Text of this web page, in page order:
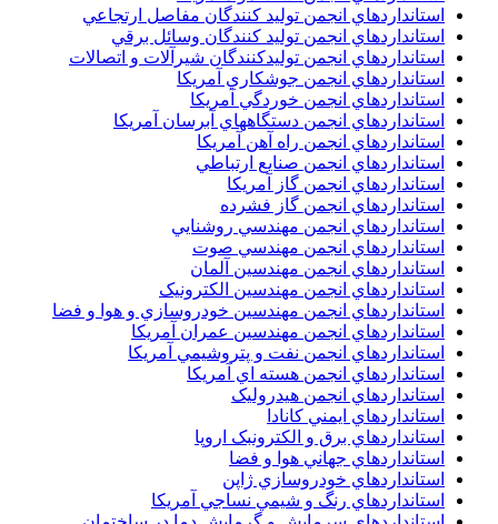
استانداردهاي انجمن توليد کنندگان مفاصل ارتجاعي
استانداردهاي انجمن توليد کنندگان وسائل برقي
استانداردهاي انجمن توليدکنندگان شيرآلات و اتصالات
استانداردهاي انجمن جوشکاري آمريکا
استانداردهاي انجمن خوردگي آمريکا
استانداردهاي انجمن دستگاههاي آبرسان آمريکا
استانداردهاي انجمن راه آهن آمريکا
استانداردهاي انجمن صنايع ارتباطي
استانداردهاي انجمن گاز آمريکا
استانداردهاي انجمن گاز فشرده
استانداردهاي انجمن مهندسي روشنايي
استانداردهاي انجمن مهندسي صوت
استانداردهاي انجمن مهندسين آلمان
استانداردهاي انجمن مهندسين الکترونيک
استانداردهاي انجمن مهندسين خودروسازي و هوا و فضا
استانداردهاي انجمن مهندسين عمران آمريکا
استانداردهاي انجمن نفت و پتروشيمي آمريکا
استانداردهاي انجمن هسته اي آمريکا
استانداردهاي انجمن هيدروليک
استانداردهاي ايمني کانادا
استانداردهاي برق و الکترونبک اروپا
استانداردهاي جهاني هوا و فضا
استانداردهاي خودروسازي ژاپن
استانداردهاي رنگ و شيمي نساجي آمريکا